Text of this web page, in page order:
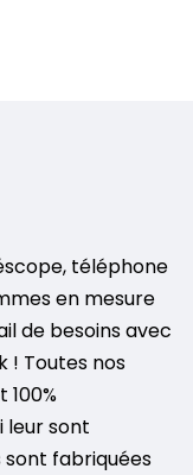
téléphone
en mesure
de besoins avec
! Toutes nos
leur sont
sont fabriquées